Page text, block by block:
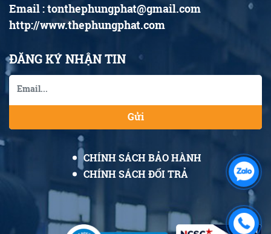
Email : tonthephungphat@gmail.com
http://www.thephungphat.com
ĐĂNG KÝ NHẬN TIN
Gửi
CHÍNH SÁCH BẢO HÀNH
CHÍNH SÁCH ĐỔI TRẢ